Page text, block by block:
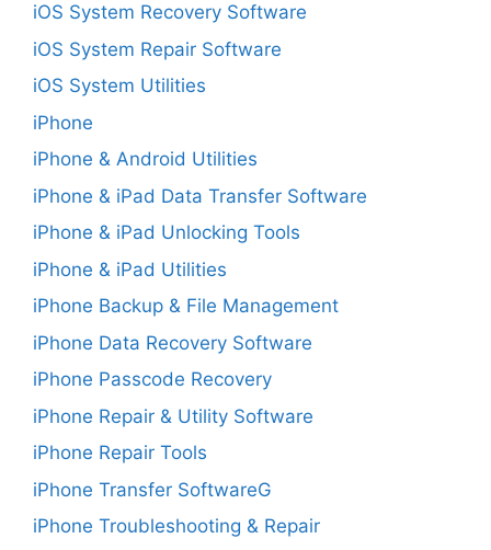
iOS System Recovery Software
iOS System Repair Software
iOS System Utilities
iPhone
iPhone & Android Utilities
iPhone & iPad Data Transfer Software
iPhone & iPad Unlocking Tools
iPhone & iPad Utilities
iPhone Backup & File Management
iPhone Data Recovery Software
iPhone Passcode Recovery
iPhone Repair & Utility Software
iPhone Repair Tools
iPhone Transfer SoftwareG
iPhone Troubleshooting & Repair